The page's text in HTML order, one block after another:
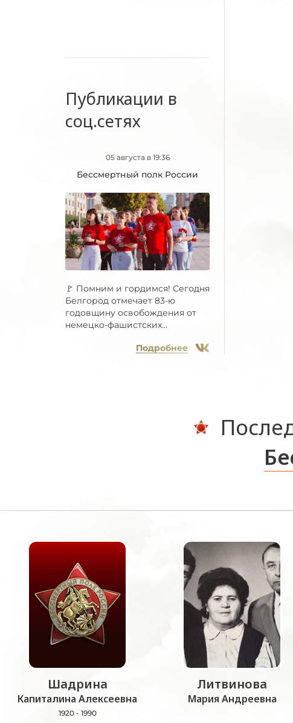
Публикации в
соц.сетях
05 августа в 19:36
Бессмертный полк России
🚩 Помним и гордимся! Сегодня
Белгород отмечает 83-ю
годовщину освобождения от
немецко-фашистских...
Подробнее
Шадрина
Капиталина Алексеевна
1920 - 1990
Литвинова
Мария Андреевна